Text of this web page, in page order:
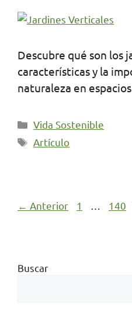
Descubre qué son los
características y la
naturaleza en
Categorías
Vida Sostenible
Etiquetas
Artículo
← Anterior Página
1 140
Buscar